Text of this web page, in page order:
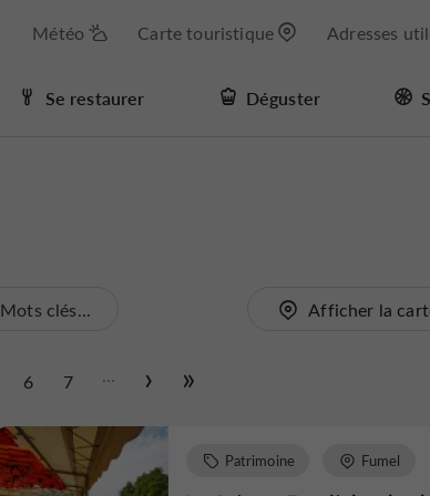
Météo Carte touristique Adresses
Se restaurer Déguster
Mots clés... Afficher la
6 7 ...
Patrimoine Fumel